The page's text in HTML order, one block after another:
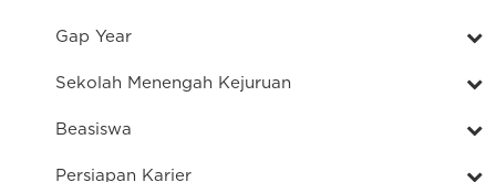
Gap Year
Sekolah Menengah Kejuruan
Beasiswa
Persiapan Karier